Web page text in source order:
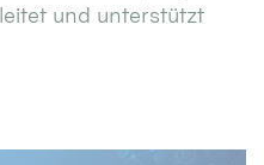
und unterstützt